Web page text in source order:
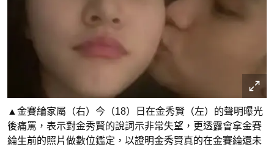
▲金賽綸家屬（右）今（18）日在金秀賢（左）的聲明曝光
後痛罵，表示對金秀賢的說詞示非常失望，更透露會拿金賽
綸生前的照片做數位鑑定，以證明金秀賢真的在金賽綸還未